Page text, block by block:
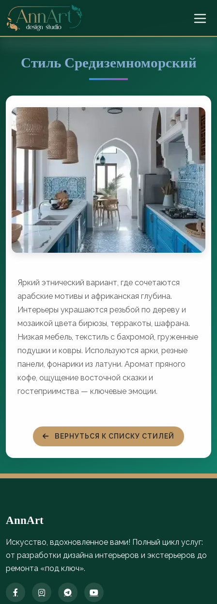
Стиль Средиземноморский
Яркий этнический вариант, где сочетаются
арабские мотивы и африканская глубина.
Интерьеры украшаются резьбой по дереву и
мозаикой цвета бирюзы, терракоты, шафрана.
Низкая мебель, текстиль с бахромой, груженные
подушки и ковры. Используются арки, резные
панели, фонарики из латуни. Аромат пряного
кофе, ощущение восточной сказки и
гостеприимства — ключевые эмоции.
ВЕРНУТЬСЯ К СПИСКУ СТИЛЕЙ
AnnArt
Искусство, вдохновленное вами! Полный цикл услуг:
от разработки дизайна интерьеров и экстерьеров до
ремонта «под ключ».